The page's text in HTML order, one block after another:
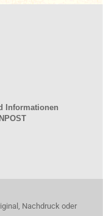
Informationen
Nachdruck oder